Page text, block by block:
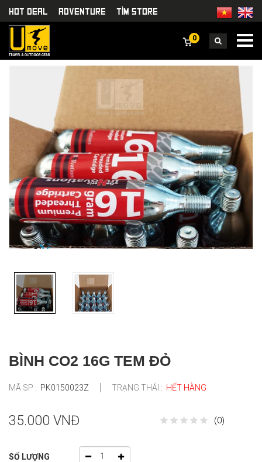
HOT DEAL Adventure TÌm Store
0
BÌNH CO2 16G TEM ĐỎ
MÃ SP : PK0150023Z TRẠNG THÁI : HẾT HÀNG
35.000 VNĐ (0)
SỐ LƯỢNG